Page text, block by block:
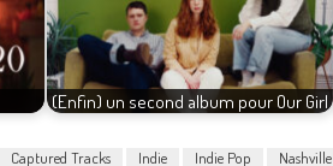
(Enfin) un second album pour Our Girl
Captured Tracks Indie Indie Pop Nashville